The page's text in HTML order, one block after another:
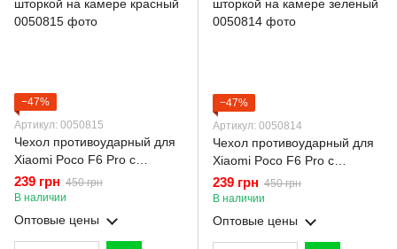
−47%
Артикул: 0050815
Чехол противоударный для
Xiaomi Poco F6 Pro с
магнитной пластиной со
шторкой на камере красный
239 грн 450 грн
В наличии
Оптовые цены
−47%
Артикул: 0050814
Чехол противоударный для
Xiaomi Poco F6 Pro с
магнитной пластиной со
шторкой на камере зеленый
239 грн 450 грн
В наличии
Оптовые цены